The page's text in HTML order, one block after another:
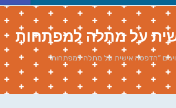
על מתלה למפתחות
“הדפסה אישית על מתלה למפתחות”